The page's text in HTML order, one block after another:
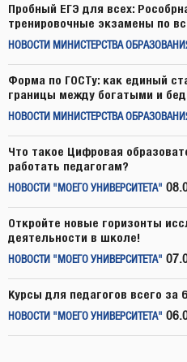
Пробный ЕГЭ для всех:
тренировочные экзамены по
НОВОСТИ МИНИСТЕРСТВА
Форма по ГОСТу: как единый
границы между богатыми и
НОВОСТИ МИНИСТЕРСТВА
Что такое Цифровая
работать педагогам?
НОВОСТИ "МОЕГО УНИВЕРСИТЕТА"
Откройте новые горизонты
деятельности в школе!
НОВОСТИ "МОЕГО УНИВЕРСИТЕТА"
Курсы для педагогов всего за
НОВОСТИ "МОЕГО УНИВЕРСИТЕТА"